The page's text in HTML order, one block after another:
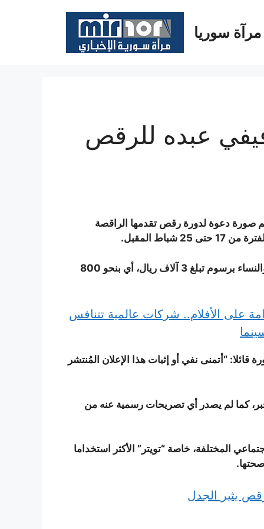
مرآة سوريا
عبده للرقص
صورة دعوة لدورة رقص تقدمها الراقصة
المقبل
.
ويتضح في صورة الدعوة المتداولة أن الدورة متاحة للرجال والنساء برسوم تبلغ 3 آلاف ريال، أي بنحو 800
على الأفلام.. شركات عالمية تتنافس
“أتمنى نفي أو إثبات هذا الإعلان المُنتشر
كما لم يصدر أي تصريحات رسمية عنه من
المختلفة، خاصة “تويتر” الأكثر استخداما
.
يثير الجدل